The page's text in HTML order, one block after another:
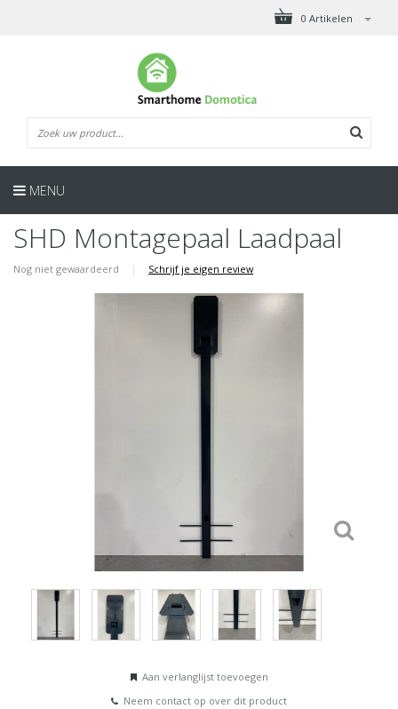
0 Artikelen
MENU
SHD Montagepaal Laadpaal
Nog niet gewaardeerd | Schrijf je eigen review
Aan verlanglijst toevoegen
Neem contact op over dit product